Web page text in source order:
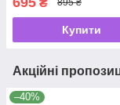
895 ₴
Купити
Акційні
–40%